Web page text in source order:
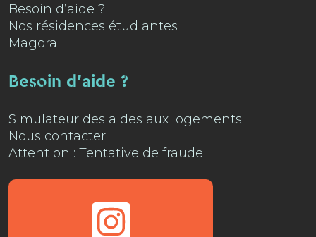
Besoin d’aide ?
Nos résidences étudiantes
Magora
Besoin d'aide ?
Simulateur des aides aux logements
Nous contacter
Attention : Tentative de fraude